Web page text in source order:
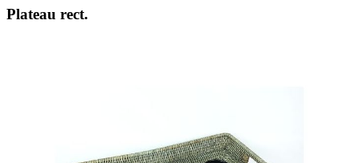
Plateau rect.